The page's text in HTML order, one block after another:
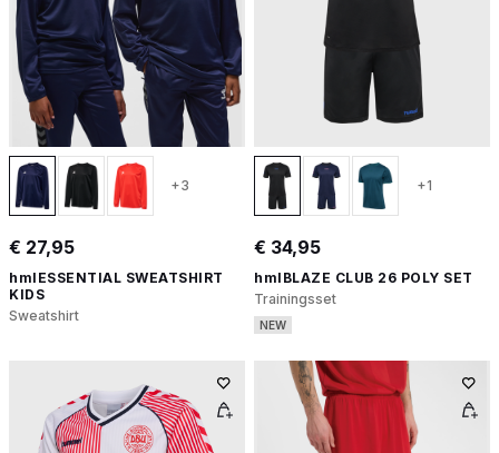
+3
€ 27,95
hmlESSENTIAL SWEATSHIRT
KIDS
Sweatshirt
+1
€ 34,95
hmlBLAZE CLUB 26 POLY SET
Trainingsset
NEW